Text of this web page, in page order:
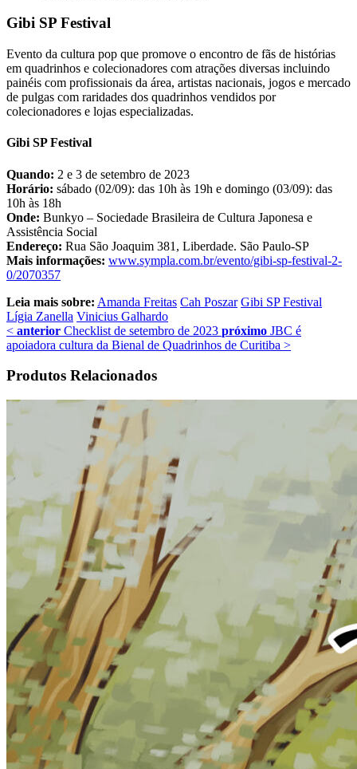
Gibi SP Festival
Evento da cultura pop que promove o encontro de fãs de histórias
em quadrinhos e colecionadores com atrações diversas incluindo
painéis com profissionais da área, artistas nacionais, jogos e mercado
de pulgas com raridades dos quadrinhos vendidos por
colecionadores e lojas especializadas.
Gibi SP Festival
Quando: 2 e 3 de setembro de 2023
Horário: sábado (02/09): das 10h às 19h e domingo (03/09): das
10h às 18h
Onde: Bunkyo – Sociedade Brasileira de Cultura Japonesa e
Assistência Social
Endereço: Rua São Joaquim 381, Liberdade. São Paulo-SP
Mais informações: www.sympla.com.br/evento/gibi-sp-festival-2-
0/2070357
Leia mais sobre: Amanda Freitas Cah Poszar Gibi SP Festival
Lígia Zanella Vinicius Galhardo
< anterior Checklist de setembro de 2023 próximo JBC é
apoiadora cultura da Bienal de Quadrinhos de Curitiba >
Produtos Relacionados